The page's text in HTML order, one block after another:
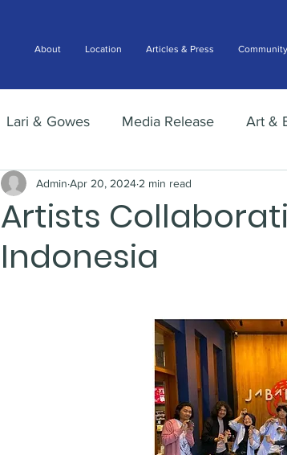
About Location Articles & Press
Lari & Gowes Media Release Art &
Artists
Indonesia
Admin Apr 20, 2024 2 min read